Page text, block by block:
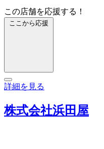
この店舗を応援する！
ここから応援
詳細を見る
株式会社浜田屋